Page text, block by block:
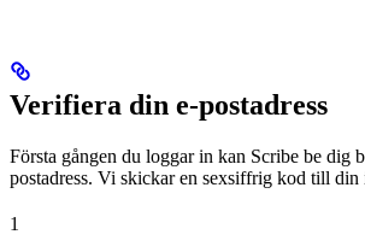
Verifiera din e-postadress
Första gången du loggar in kan Scribe be dig
postadress. Vi skickar en sexsiffrig kod till din
1